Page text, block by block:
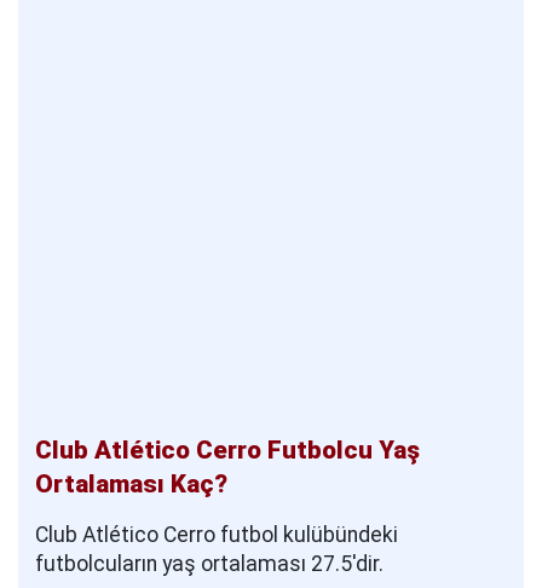
Club Atlético Cerro Futbolcu Yaş
Ortalaması Kaç?
Club Atlético Cerro futbol kulübündeki
futbolcuların yaş ortalaması 27.5'dir.